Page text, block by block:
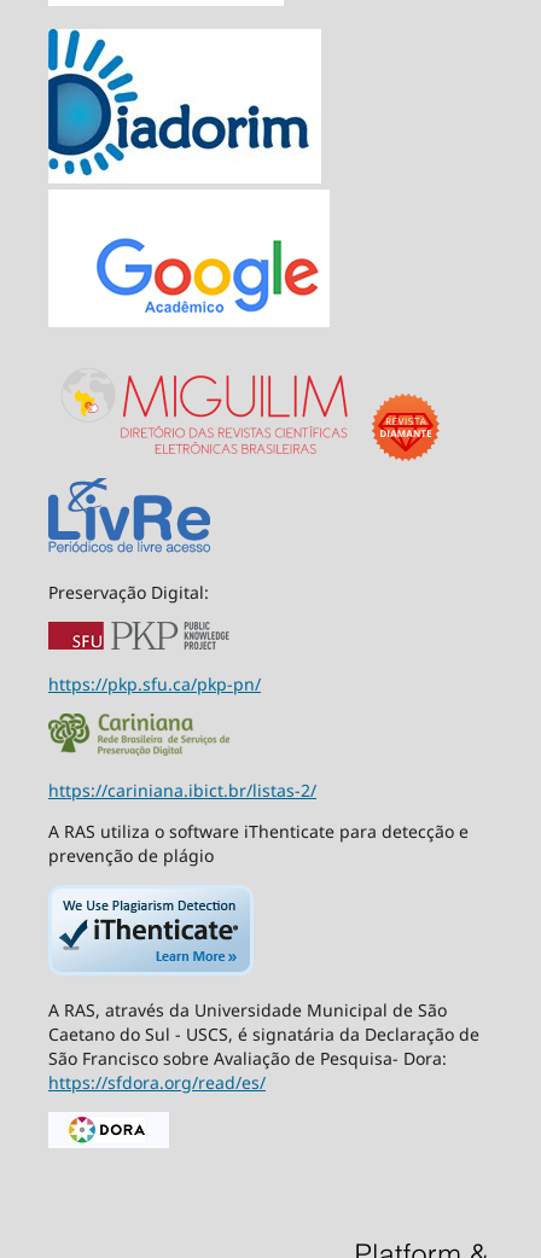
Preservação Digital:
https://pkp.sfu.ca/pkp-pn/
https://cariniana.ibict.br/listas-2/
A RAS utiliza o software iThenticate para detecção e
prevenção de plágio
A RAS, através da Universidade Municipal de São
Caetano do Sul - USCS, é signatária da Declaração de
São Francisco sobre Avaliação de Pesquisa- Dora:
https://sfdora.org/read/es/